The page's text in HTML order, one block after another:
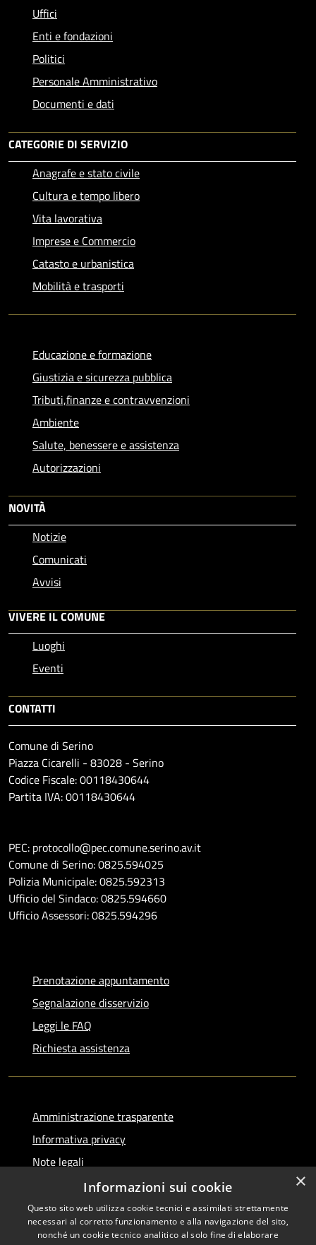
Uffici
Enti e fondazioni
Politici
Personale Amministrativo
Documenti e dati
CATEGORIE DI SERVIZIO
Anagrafe e stato civile
Cultura e tempo libero
Vita lavorativa
Imprese e Commercio
Catasto e urbanistica
Mobilità e trasporti
Educazione e formazione
Giustizia e sicurezza pubblica
Tributi,finanze e contravvenzioni
Ambiente
Salute, benessere e assistenza
Autorizzazioni
NOVITÀ
Notizie
Comunicati
Avvisi
VIVERE IL COMUNE
Luoghi
Eventi
CONTATTI
Comune di Serino
Piazza Cicarelli - 83028 - Serino
Codice Fiscale: 00118430644
Partita IVA: 00118430644
PEC: protocollo@pec.comune.serino.av.it
Comune di Serino: 0825.594025
Polizia Municipale: 0825.592313
Ufficio del Sindaco: 0825.594660
Ufficio Assessori: 0825.594296
Prenotazione appuntamento
Segnalazione disservizio
Leggi le FAQ
Richiesta assistenza
Amministrazione trasparente
Informativa privacy
Note legali
Dichiarazione di accessibilità
×
Informazioni sui cookie
Questo sito web utilizza cookie tecnici e assimilati strettamente
necessari al corretto funzionamento e alla navigazione del sito,
nonché un cookie tecnico analitico al solo fine di elaborare